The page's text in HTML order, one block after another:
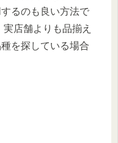
るのも良い方法で
店舗よりも品揃え
を探している場合